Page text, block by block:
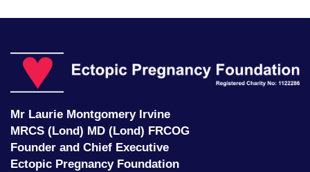
Mr Laurie Montgomery Irvine
MRCS (Lond) MD (Lond) FRCOG
Founder and Chief Executive
Ectopic Pregnancy Foundation